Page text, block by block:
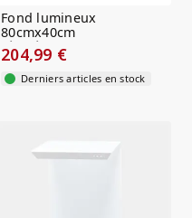
Fond lumineux
80cmx40cm
rétroéclairage RGB
204,99 €
Derniers articles en stock